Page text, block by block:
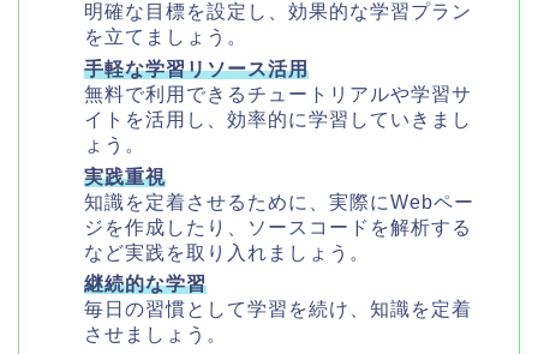
明確な目標を設定し、効果的な学習プラン
を立てましょう。
手軽な学習リソース活用
無料で利用できるチュートリアルや学習サ
イトを活用し、効率的に学習していきまし
ょう。
実践重視
知識を定着させるために、実際にWebペー
ジを作成したり、ソースコードを解析する
など実践を取り入れましょう。
継続的な学習
毎日の習慣として学習を続け、知識を定着
させましょう。